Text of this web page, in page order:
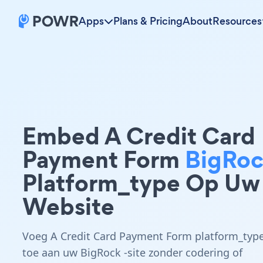
Apps Plans & PricingAboutResources
Embed A Credit Card
Payment Form
Platform_type Op Uw
Website
Voeg A Credit Card Payment Form
toe aan uw BigRock -site zonder codering of